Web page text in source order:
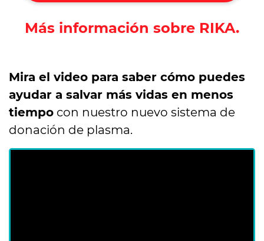
Más información sobre RIKA.
Mira el video para saber cómo puedes
ayudar a salvar más vidas en menos
tiempo con nuestro nuevo sistema de
donación de plasma.